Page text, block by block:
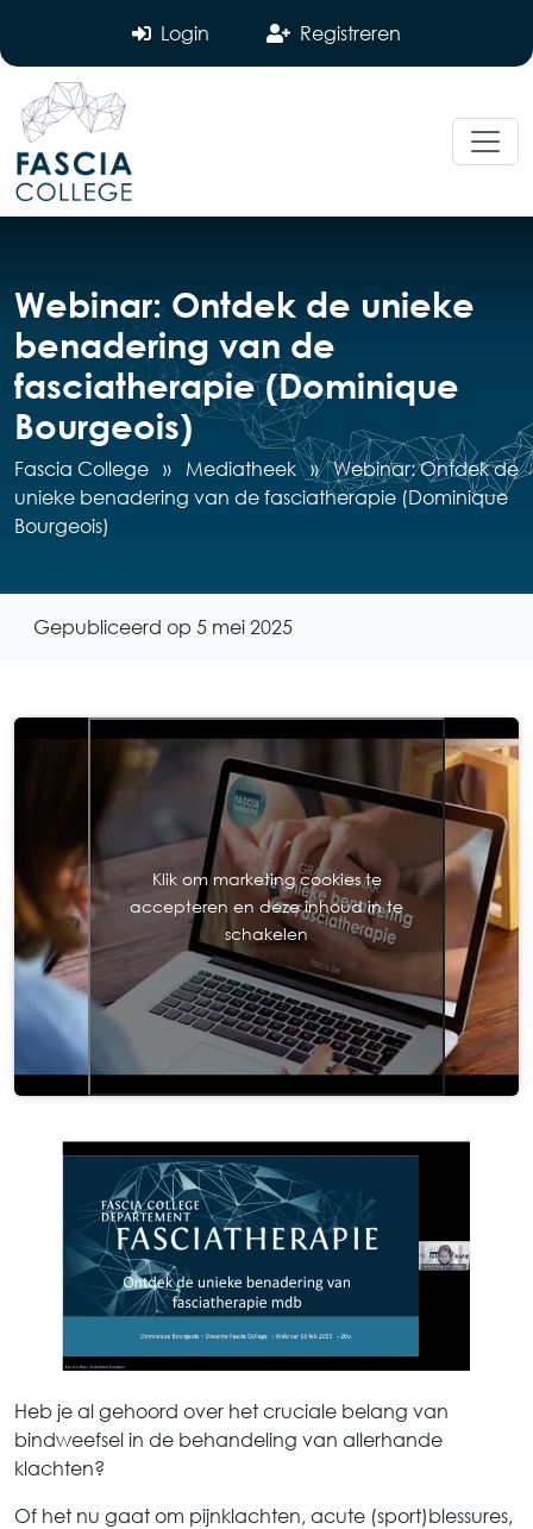
Login Registreren
Webinar: Ontdek de unieke
benadering van de
fasciatherapie (Dominique
Bourgeois)
Fascia College » Mediatheek » Webinar: Ontdek de
unieke benadering van de fasciatherapie (Dominique
Bourgeois)
Gepubliceerd op 5 mei 2025
Heb je al gehoord over het cruciale belang van
bindweefsel in de behandeling van allerhande
klachten?
Of het nu gaat om pijnklachten, acute (sport)blessures,
Klik om marketing cookies te
accepteren en deze inhoud in te
schakelen